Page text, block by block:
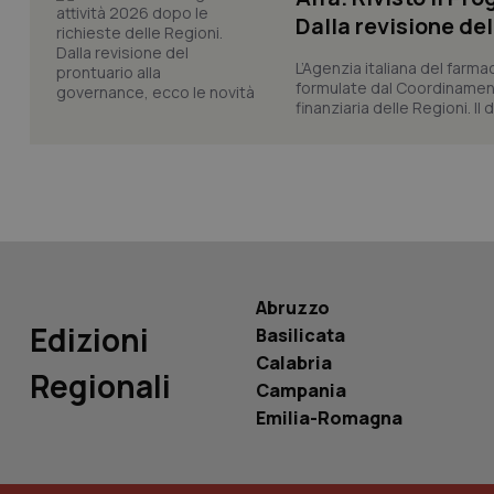
Dalla revisione
L’Agenzia italiana del
formulate dal
finanziaria delle Regioni. Il
Edizioni
Regionali
Abruzzo
Basilicata
Calabria
Campania
Emilia-Romagna
tracking-sites-
tracking-enable